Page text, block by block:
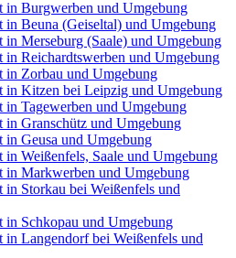
Burgwerben und Umgebung
Beuna (Geiseltal) und Umgebung
Merseburg (Saale) und Umgebung
Reichardtswerben und Umgebung
Zorbau und Umgebung
in Kitzen bei Leipzig und Umgebung
Tagewerben und Umgebung
Granschütz und Umgebung
Geusa und Umgebung
Weißenfels, Saale und Umgebung
Markwerben und Umgebung
Storkau bei Weißenfels und
Schkopau und Umgebung
Langendorf bei Weißenfels und